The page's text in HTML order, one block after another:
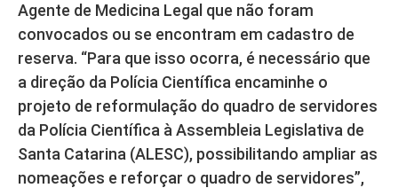
Agente de Medicina Legal que não foram
convocados ou se encontram em cadastro de
reserva. “Para que isso ocorra, é necessário que
a direção da Polícia Científica encaminhe o
projeto de reformulação do quadro de servidores
da Polícia Científica à Assembleia Legislativa de
Santa Catarina (ALESC), possibilitando ampliar as
nomeações e reforçar o quadro de servidores”,